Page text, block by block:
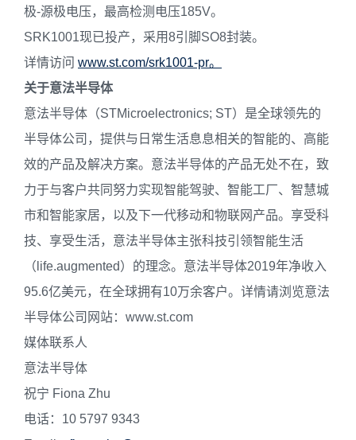
极-源极电压，最高检测电压185V。
SRK1001现已投产，采用8引脚SO8封装。
详情访问 www.st.com/srk1001-pr。
关于意法半导体
意法半导体（STMicroelectronics; ST）是全球领先的
半导体公司，提供与日常生活息息相关的智能的、高能
效的产品及解决方案。意法半导体的产品无处不在，致
力于与客户共同努力实现智能驾驶、智能工厂、智慧城
市和智能家居，以及下一代移动和物联网产品。享受科
技、享受生活，意法半导体主张科技引领智能生活
（life.augmented）的理念。意法半导体2019年净收入
95.6亿美元，在全球拥有10万余客户。详情请浏览意法
半导体公司网站：www.st.com
媒体联系人
意法半导体
祝宁 Fiona Zhu
电话：10 5797 9343